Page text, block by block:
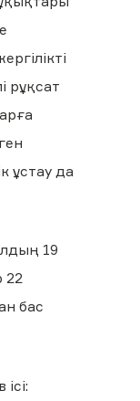
рұқсат
ұстау да
19
22
бас